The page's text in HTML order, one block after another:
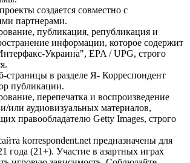
создается совместно с
партнерами.
публикация, републикация и
информации, которое содержит
Украина", EPA / UPG, строго
страницы в разделе Я- Корреспондент
публикации.
перепечатка и воспроизведение
или аудиовизуальных материалов,
правообладателю Getty Images, строго
korrespondent.net предназначены для
года (21+). Участие в азартных играх